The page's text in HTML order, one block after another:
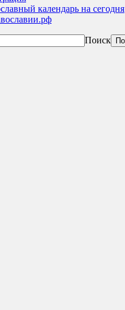
календарь на сегодня
Поиск